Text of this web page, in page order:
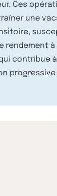
Ces
une
rendement
contribue
progressive